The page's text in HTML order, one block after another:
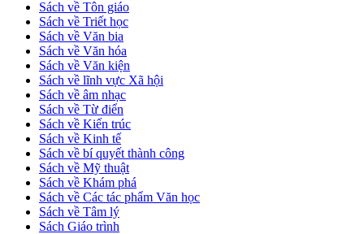
Sách về Tôn giáo
Sách về Triết học
Sách về Văn bia
Sách về Văn hóa
Sách về Văn kiện
Sách về lĩnh vực Xã hội
Sách về âm nhạc
Sách về Từ điển
Sách về Kiến trúc
Sách về Kinh tế
Sách về bí quyết thành công
Sách về Mỹ thuật
Sách về Khám phá
Sách về Các tác phẩm Văn học
Sách về Tâm lý
Sách Giáo trình